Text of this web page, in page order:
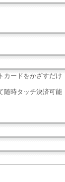
カードをかざすだけ
随時タッチ決済可能